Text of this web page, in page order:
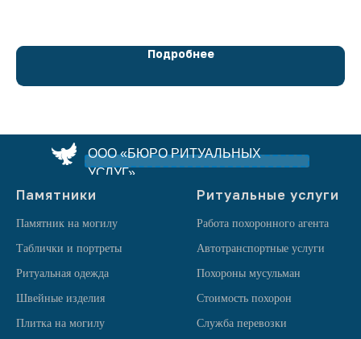
Подробнее
ООО «БЮРО РИТУАЛЬНЫХ
УСЛУГ»
Памятники
Памятник на могилу
Таблички и портреты
Ритуальная одежда
Швейные изделия
Плитка на могилу
Ритуальные услуги
Работа похоронного агента
Автотранспортные услуги
Похороны мусульман
Стоимость похорон
Служба перевозки